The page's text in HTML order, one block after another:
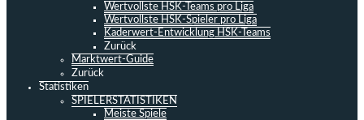
Wertvollste HSK-Teams pro Liga
Wertvollste HSK-Spieler pro Liga
Kaderwert-Entwicklung HSK-Teams
Zurück
Marktwert-Guide
Zurück
Statistiken
SPIELERSTATISTIKEN
Meiste Spiele